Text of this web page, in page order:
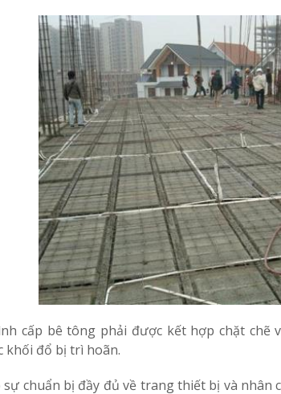
cấp bê tông phải được kết hợp chặt
khối đổ bị trì hoãn.
sự chuẩn bị đầy đủ về trang thiết bị và